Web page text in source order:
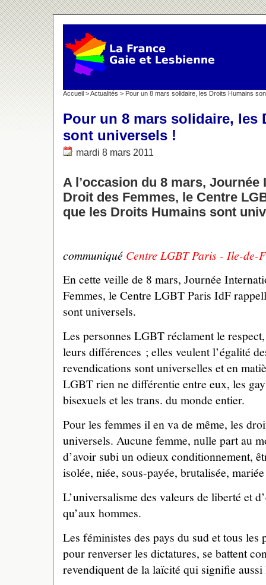
Accueil >Actualités > Pour un 8 mars solidaire, les Droits Humains
Pour un 8 mars solidaire, les
sont universels !
mardi 8 mars 2011
A l’occasion du 8 mars,
Droit des Femmes, le Centre
que les Droits Humains sont
communiqué Centre LGBT Paris - Ile-de-
En cette veille de 8 mars, Journée
Femmes, le Centre LGBT Paris IdF
sont universels.
Les personnes LGBT réclament le
leurs différences ; elles veulent l’égalité
revendications sont universelles et en
LGBT rien ne différentie entre eux, les
bisexuels et les trans. du monde entier.
Pour les femmes il en va de même, les
universels. Aucune femme, nulle part au
d’avoir subi un odieux conditionnement,
isolée, niée, sous-payée, brutalisée,
L’universalisme des valeurs de liberté et
qu’aux hommes.
Les féministes des pays du sud et tous les
pour renverser les dictatures, se battent
revendiquent de la laïcité qui signifie aussi